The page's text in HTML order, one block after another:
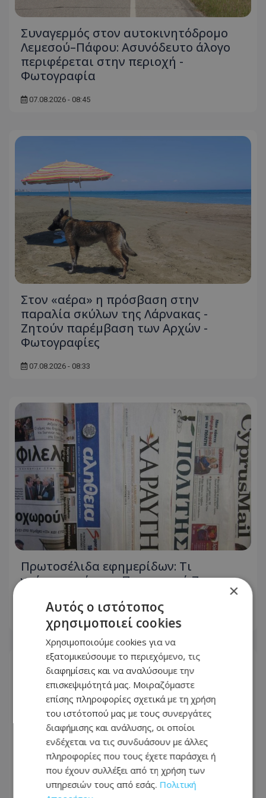
Συναγερμός στον αυτοκινητόδρομο
Λεμεσού–Πάφου: Ασυνόδευτο άλογο
περιφέρεται στην περιοχή -
Φωτογραφία
07.08.2026 - 08:45
Στον «αέρα» η πρόσβαση στην
παραλία σκύλων της Λάρνακας -
Ζητούν παρέμβαση των Αρχών -
Φωτογραφίες
07.08.2026 - 08:33
Πρωτοσέλιδα εφημερίδων: Τι
γράφουν σήμερα Παρασκευή 7
×
Αυτός ο ιστότοπος
χρησιμοποιεί cookies
Χρησιμοποιούμε cookies για να
εξατομικεύσουμε το περιεχόμενο, τις
διαφημίσεις και να αναλύσουμε την
επισκεψιμότητά μας. Μοιραζόμαστε
επίσης πληροφορίες σχετικά με τη χρήση
του ιστότοπού μας με τους συνεργάτες
διαφήμισης και ανάλυσης, οι οποίοι
ενδέχεται να τις συνδυάσουν με άλλες
πληροφορίες που τους έχετε παράσχει ή
που έχουν συλλέξει από τη χρήση των
υπηρεσιών τους από εσάς. Πολιτική